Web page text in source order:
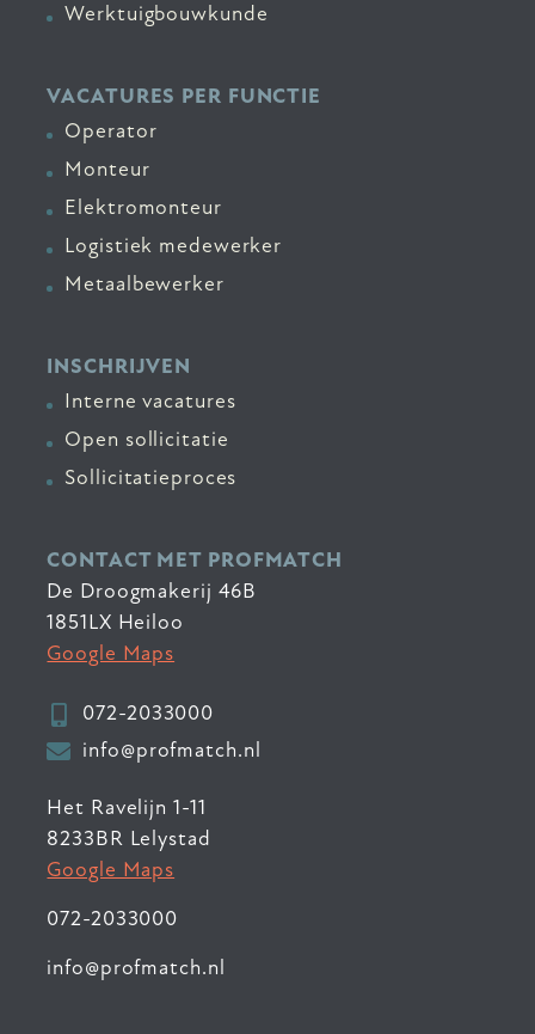
Werktuigbouwkunde
VACATURES PER FUNCTIE
Operator
Monteur
Elektromonteur
Logistiek medewerker
Metaalbewerker
INSCHRIJVEN
Interne vacatures
Open sollicitatie
Sollicitatieproces
CONTACT MET PROFMATCH
De Droogmakerij 46B
1851LX Heiloo
Google Maps
072-2033000
info@profmatch.nl
Het Ravelijn 1-11
8233BR Lelystad
Google Maps
072-2033000
info@profmatch.nl